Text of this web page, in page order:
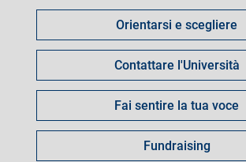
fare
Orientarsi e scegliere
Contattare l'Università
Fai sentire la tua voce
Fundraising